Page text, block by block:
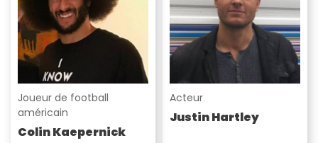
Joueur de football
américain
Colin Kaepernick
Acteur
Justin Hartley